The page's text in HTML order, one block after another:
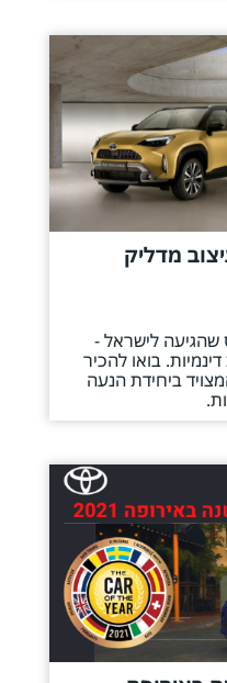
מדליק
שהגיעה לישראל -
בואו להכיר
ביחידת הנעה